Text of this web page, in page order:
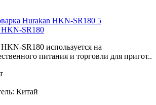
HKN-SR180
SR180 используется на
питания и торговли для пригот..
Китай